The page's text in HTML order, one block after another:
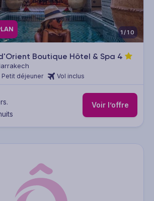
1/10
Boutique Hôtel & Spa 4
Petit déjeuner Vol inclus
Voir l’offre